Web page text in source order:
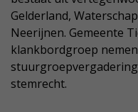
Gelderland,
Neerijnen. Gemeente
klankbordgroep
stemrecht.